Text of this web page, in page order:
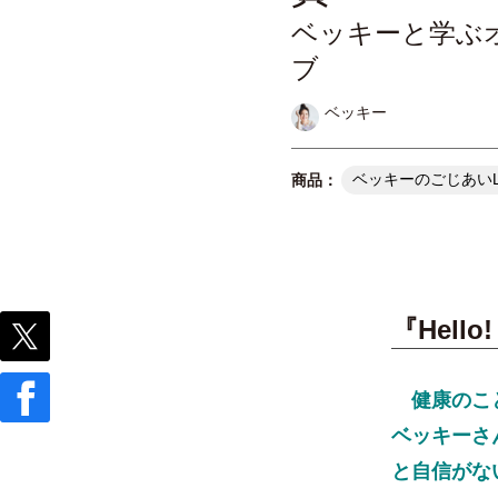
ベッキーと学ぶ
ブ
ベッキー
ベッキーのごじあい
『
健康のこ
ベッキーさ
と自信が